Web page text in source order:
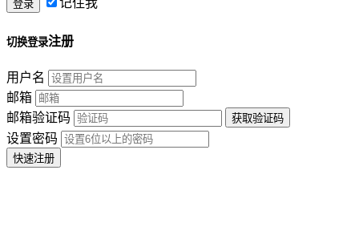
记住我
切换登录注册
用户名
邮箱
邮箱验证码
设置密码